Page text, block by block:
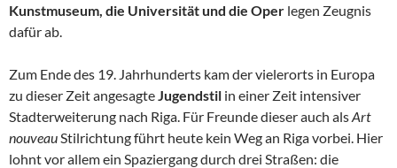
Kunstmuseum, die Universität und die Oper legen Zeugnis
dafür ab.
Zum Ende des 19. Jahrhunderts kam der vielerorts in Europa
zu dieser Zeit angesagteJugendstil in einer Zeit intensiver
Stadterweiterung nach Riga. Für Freunde dieser auch alsArt
nouveauStilrichtung führt heute kein Weg an Riga vorbei. Hier
lohnt vor allem ein Spaziergang durch drei Straßen: die